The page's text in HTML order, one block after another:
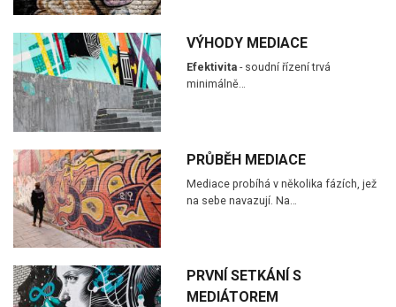
VÝHODY MEDIACE
Efektivita - soudní řízení trvá
minimálně…
PRŮBĚH MEDIACE
Mediace probíhá v několika fázích, jež
na sebe navazují. Na…
PRVNÍ SETKÁNÍ S
MEDIÁTOREM